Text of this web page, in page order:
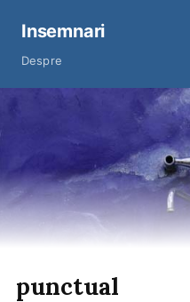
Insemnari
Despre
punctual